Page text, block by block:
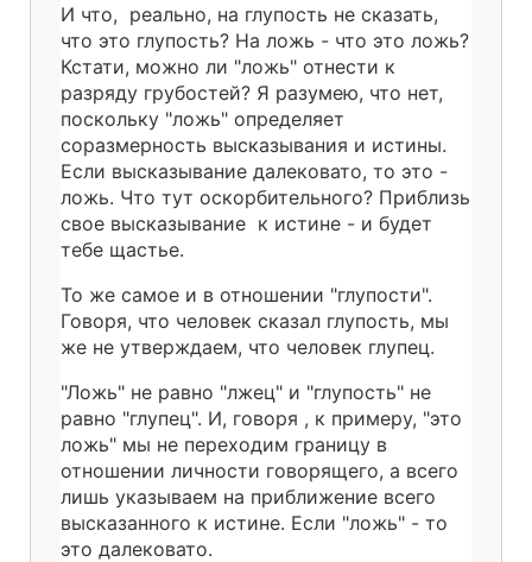
И что, реально, на глупость не сказать,
что это глупость? На ложь - что это ложь?
Кстати, можно ли "ложь" отнести к
разряду грубостей? Я разумею, что нет,
поскольку "ложь" определяет
соразмерность высказывания и истины.
Если высказывание далековато, то это -
ложь. Что тут оскорбительного? Приблизь
свое высказывание к истине - и будет
тебе щастье.
То же самое и в отношении "глупости".
Говоря, что человек сказал глупость, мы
же не утверждаем, что человек глупец.
"Ложь" не равно "лжец" и "глупость" не
равно "глупец". И, говоря , к примеру, "это
ложь" мы не переходим границу в
отношении личности говорящего, а всего
лишь указываем на приближение всего
высказанного к истине. Если "ложь" - то
это далековато.